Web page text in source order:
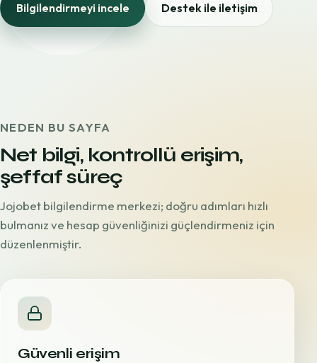
Bilgilendirmeyi incele Destek ile iletişim
NEDEN BU SAYFA
Net bilgi, kontrollü erişim,
şeffaf süreç
Jojobet bilgilendirme merkezi; doğru adımları hızlı
bulmanız ve hesap güvenliğinizi güçlendirmeniz için
düzenlenmiştir.
Güvenli erişim